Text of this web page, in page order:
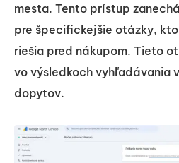
mesta. Tento prístup
pre špecifickejšie otázky,
riešia pred nákupom. Tieto
vo výsledkoch vyhľadávania
dopytov.